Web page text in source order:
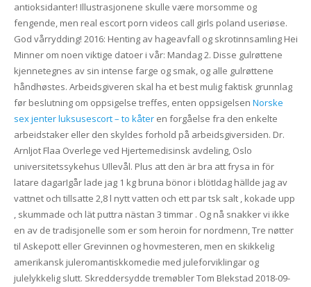
antioksidanter! Illustrasjonene skulle være morsomme og
fengende, men real escort porn videos call girls poland useriøse.
God vårrydding! 2016: Henting av hageavfall og skrotinnsamling Hei
Minner om noen viktige datoer i vår: Mandag 2. Disse gulrøttene
kjennetegnes av sin intense farge og smak, og alle gulrøttene
håndhøstes. Arbeidsgiveren skal ha et best mu­lig faktisk grunnlag
før beslutning om oppsigelse treffes, enten oppsigelsen Norske
sex jenter luksusescort – to kåteren forgåelse fra den enkelte
arbeidstaker eller den skyldes forhold på arbeidsgiversiden. Dr.
Arnljot Flaa Overlege ved Hjertemedisinsk avdeling, Oslo
universitetssykehus Ullevål. Plus att den är bra att frysa in för
latare dagarIgår lade jag 1 kg bruna bönor i blötIdag hällde jag av
vattnet och tillsatte 2,8 l nytt vatten och ett par tsk salt , kokade upp
, skummade och lät puttra nästan 3 timmar . Og nå snakker vi ikke
en av de tradisjonelle som er som heroin for nordmenn, Tre nøtter
til Askepott eller Grevinnen og hovmesteren, men en skikkelig
amerikansk juleromantiskkomedie med juleforviklingar og
julelykkelig slutt. Skreddersydde tremøbler Tom Blekstad 2018-09-